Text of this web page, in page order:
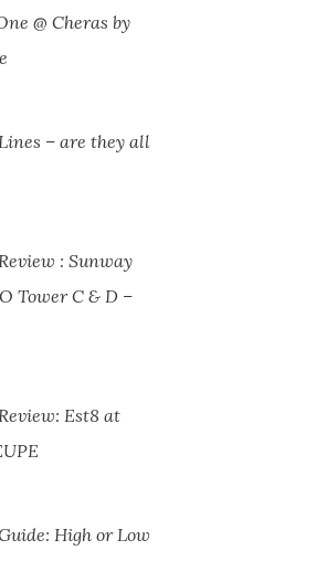
@ Cheras by
– are they all
: Sunway
Tower C & D –
Est8 at
High or Low